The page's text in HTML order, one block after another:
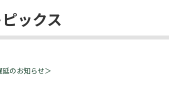
ックス
延のお知らせ＞